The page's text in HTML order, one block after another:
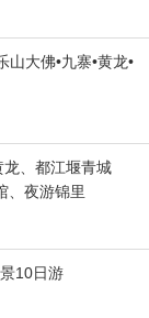
大佛•九寨•黄龙•
、都江堰青城
、夜游锦里
10日游